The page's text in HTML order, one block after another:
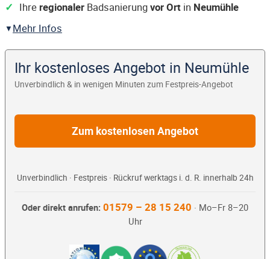
Ihre regionaler Badsanierungvor Ort in Neumühle
Mehr Infos
Ihr kostenloses Angebot in Neumühle
Unverbindlich & in wenigen Minuten zum Festpreis-Angebot
Zum kostenlosen Angebot
Unverbindlich · Festpreis · Rückruf werktags i. d. R. innerhalb 24h
Oder direkt anrufen: 01579 – 28 15 240 · Mo–Fr 8–20
Uhr